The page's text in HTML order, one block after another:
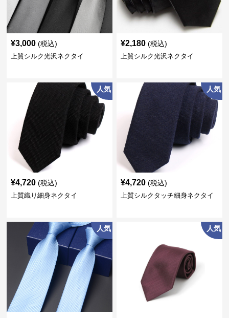
¥3,000 (税込)
上質シルク光沢ネクタイ
¥2,180 (税込)
上質シルク光沢ネクタイ
人気
¥4,720 (税込)
上質織り細身ネクタイ
人気
¥4,720 (税込)
上質シルクタッチ細身ネクタイ
人気 人気